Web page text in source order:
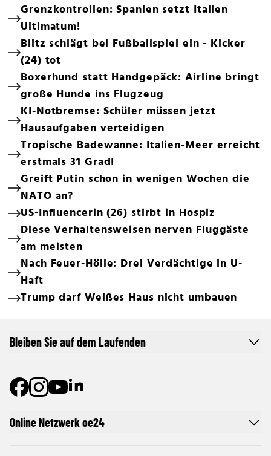
Grenzkontrollen: Spanien setzt Italien
Ultimatum!
Blitz schlägt bei Fußballspiel ein - Kicker
(24) tot
Boxerhund statt Handgepäck: Airline bringt
große Hunde ins Flugzeug
KI-Notbremse: Schüler müssen jetzt
Hausaufgaben verteidigen
Tropische Badewanne: Italien-Meer erreicht
erstmals 31 Grad!
Greift Putin schon in wenigen Wochen die
NATO an?
US-Influencerin (26) stirbt in Hospiz
Diese Verhaltensweisen nerven Fluggäste
am meisten
Nach Feuer-Hölle: Drei Verdächtige in U-
Haft
Trump darf Weißes Haus nicht umbauen
Online Netzwerk oe24
Bleiben Sie auf dem Laufenden